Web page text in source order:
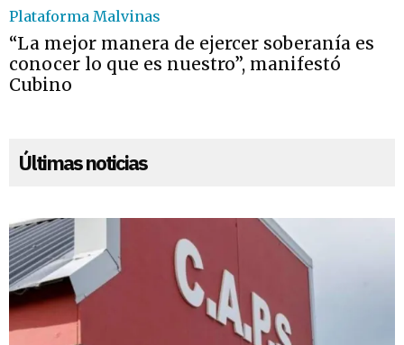
Plataforma Malvinas
“La mejor manera de ejercer soberanía es
conocer lo que es nuestro”, manifestó
Cubino
Últimas noticias